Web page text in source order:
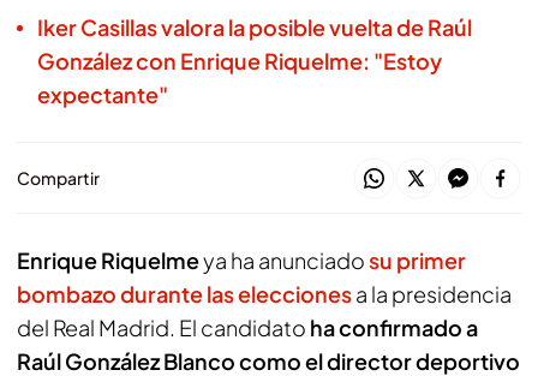
Iker Casillas valora la posible vuelta de Raúl
González con Enrique Riquelme: "Estoy
expectante"
Compartir
Enrique Riquelmeya ha anunciadosu primer
bombazo durante las eleccionesa la presidencia
del Real Madrid. El candidato ha confirmado a
Raúl González Blanco como el director deportivo